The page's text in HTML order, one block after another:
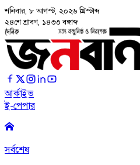
শনিবার, ৮ আগস্ট, ২০২৬ খ্রিস্টাব্দ
২৪শে শ্রাবণ, ১৪৩৩ বঙ্গাব্দ
আর্কাইভ
ই-পেপার
সর্বশেষ